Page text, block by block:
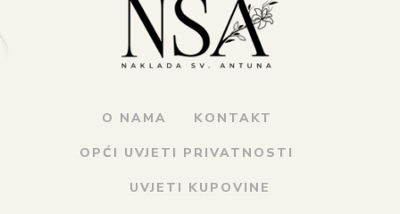
O NAMA KONTAKT
OPĆI UVJETI PRIVATNOSTI
UVJETI KUPOVINE